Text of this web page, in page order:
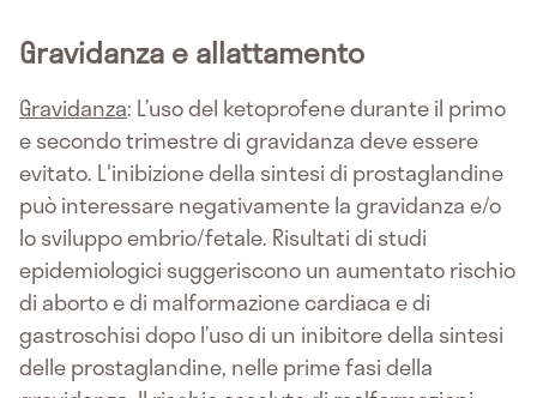
Gravidanza e allattamento
Gravidanza: L’uso del ketoprofene durante il primo
e secondo trimestre di gravidanza deve essere
evitato. L'inibizione della sintesi di prostaglandine
può interessare negativamente la gravidanza e/o
lo sviluppo embrio/fetale. Risultati di studi
epidemiologici suggeriscono un aumentato rischio
di aborto e di malformazione cardiaca e di
gastroschisi dopo l’uso di un inibitore della sintesi
delle prostaglandine, nelle prime fasi della